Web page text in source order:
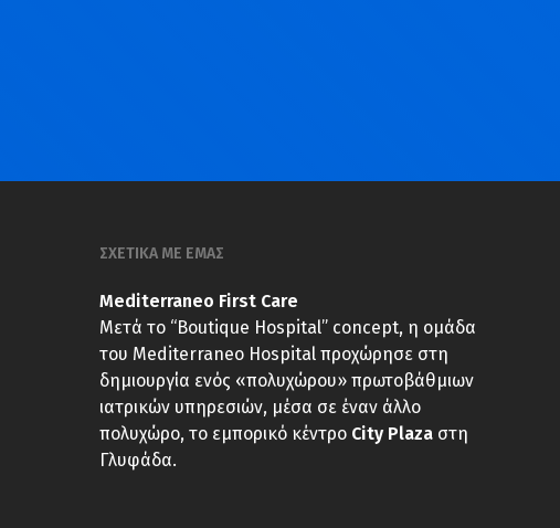
ΣΧΕΤΙΚΑ ΜΕ ΕΜΑΣ
Mediterraneo First Care
Μετά το “Boutique Hospital” concept, η ομάδα
του Mediterraneo Hospital προχώρησε στη
δημιουργία ενός «πολυχώρου» πρωτοβάθμιων
ιατρικών υπηρεσιών, μέσα σε έναν άλλο
πολυχώρο, το εμπορικό κέντρο City Plaza στη
Γλυφάδα.